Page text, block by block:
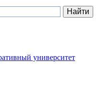
университет